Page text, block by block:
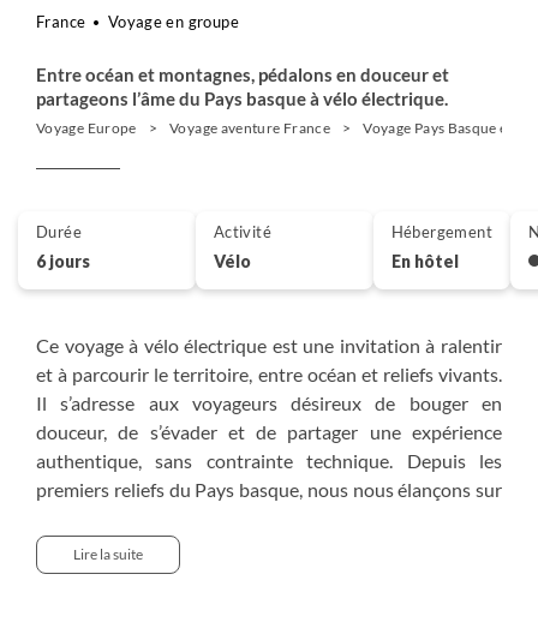
France Voyage en groupe
Entre océan et montagnes, pédalons en douceur et
partageons l’âme du Pays basque à vélo électrique.
Voyage Europe Voyage aventure France Voyage Pays Basque et
Ce voyage à vélo électrique est une invitation à ralentir
et à parcourir le territoire, entre océan et reliefs vivants.
Il s’adresse aux voyageurs désireux de bouger en
douceur, de s’évader et de partager une expérience
authentique, sans contrainte technique. Depuis les
premiers reliefs du Pays basque, nous nous élançons sur
traversons des villages préservés, longeons des maisons
traditionnelles et flânons dans des ruelles paisibles.
Lire la suite
Durée
6 jours
Activité
Vélo
Hébergement
En hôtel